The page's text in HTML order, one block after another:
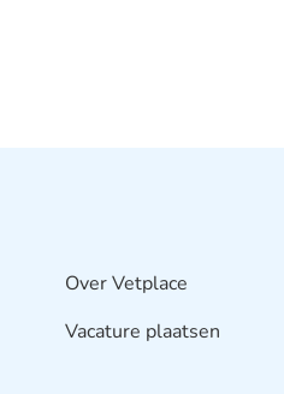
Over Vetplace
Vacature plaatsen